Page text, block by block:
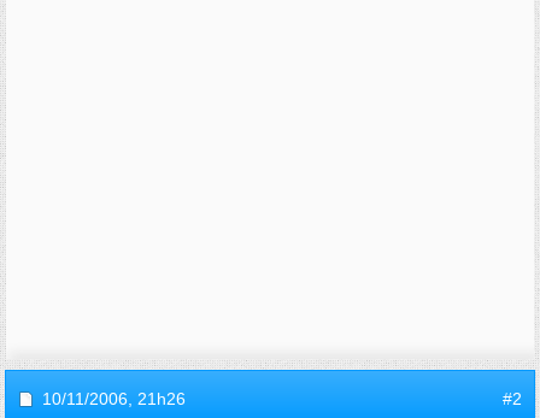
10/11/2006, 21h26 #2